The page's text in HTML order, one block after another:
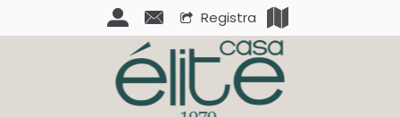
Registra